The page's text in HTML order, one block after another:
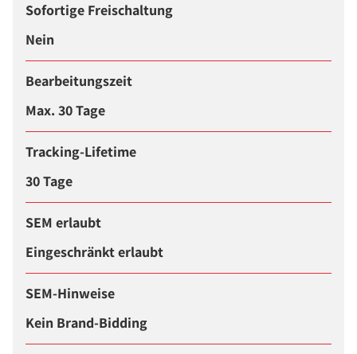
Sofortige Freischaltung
Nein
Bearbeitungszeit
Max. 30 Tage
Tracking-Lifetime
30 Tage
SEM erlaubt
Eingeschränkt erlaubt
SEM-Hinweise
Kein Brand-Bidding